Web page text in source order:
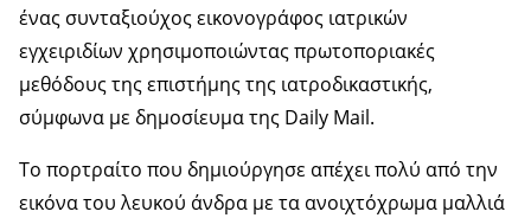
ένας συνταξιούχος εικονογράφος ιατρικών
εγχειριδίων χρησιμοποιώντας πρωτοποριακές
μεθόδους της επιστήμης της ιατροδικαστικής,
σύμφωνα με δημοσίευμα της Daily Mail.
Το πορτραίτο που δημιούργησε απέχει πολύ από την
εικόνα του λευκού άνδρα με τα ανοιχτόχρωμα μαλλιά